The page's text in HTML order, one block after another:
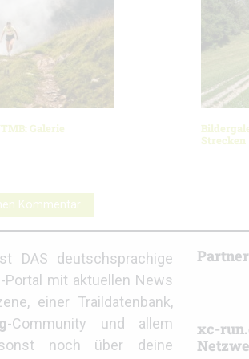
Galerie
Strecken
Kommentar
DAS deutschsprachige
Portal mit aktuellen News
einer Traildatenbank,
-Community und allem
noch über deine
Partner
xc-